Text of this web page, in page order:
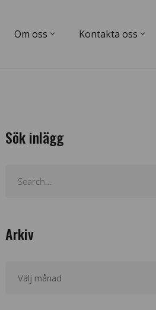
Om oss Kontakta oss
Sök inlägg
Arkiv